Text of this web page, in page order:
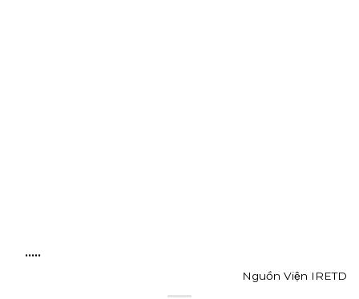
…..
Nguồn Viện IRETD